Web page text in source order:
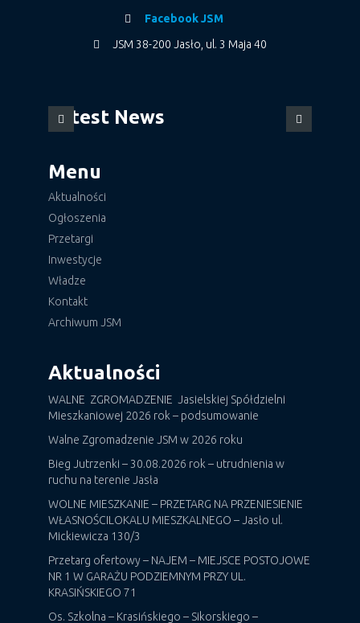
Facebook JSM
JSM 38-200 Jasło, ul. 3 Maja 40
Latest News
Menu
Aktualności
Ogłoszenia
Przetargi
Inwestycje
Władze
Kontakt
Archiwum JSM
Aktualności
WALNE ZGROMADZENIE Jasielskiej Spółdzielni
Mieszkaniowej 2026 rok – podsumowanie
Walne Zgromadzenie JSM w 2026 roku
Bieg Jutrzenki – 30.08.2026 rok – utrudnienia w
ruchu na terenie Jasła
WOLNE MIESZKANIE – PRZETARG NA PRZENIESIENIE
WŁASNOŚCILOKALU MIESZKALNEGO – Jasło ul.
Mickiewicza 130/3
Przetarg ofertowy – NAJEM – MIEJSCE POSTOJOWE
NR 1 W GARAŻU PODZIEMNYM PRZY UL.
KRASIŃSKIEGO 71
Os. Szkolna – Krasińskiego – Sikorskiego –